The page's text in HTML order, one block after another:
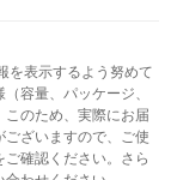
を表示するよう努めて
容量、パッケージ、
のため、実際にお届
ざいますので、ご使
確認ください。さら